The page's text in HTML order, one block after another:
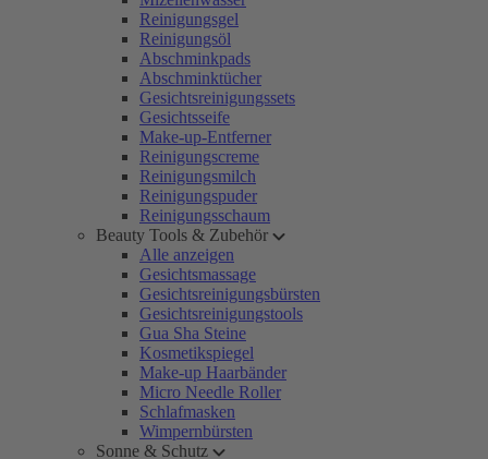
Reinigungsgel
Reinigungsöl
Abschminkpads
Abschminktücher
Gesichtsreinigungssets
Gesichtsseife
Make-up-Entferner
Reinigungscreme
Reinigungsmilch
Reinigungspuder
Reinigungsschaum
Beauty Tools & Zubehör
Alle anzeigen
Gesichtsmassage
Gesichtsreinigungsbürsten
Gesichtsreinigungstools
Gua Sha Steine
Kosmetikspiegel
Make-up Haarbänder
Micro Needle Roller
Schlafmasken
Wimpernbürsten
Sonne & Schutz